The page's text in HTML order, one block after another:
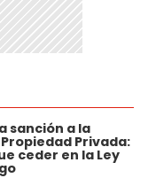
sanción a la
Privada:
ceder en la Ley